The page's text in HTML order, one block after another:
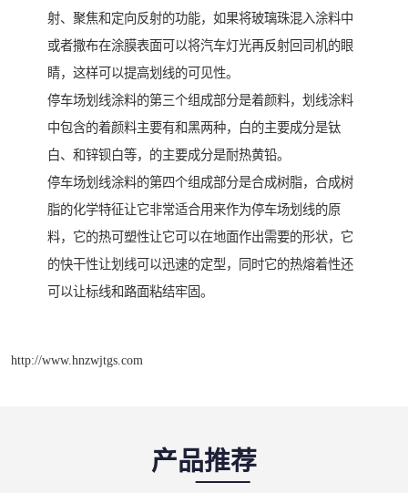
射、聚焦和定向反射的功能，如果将玻璃珠混入涂料中
或者撒布在涂膜表面可以将汽车灯光再反射回司机的眼
睛，这样可以提高划线的可见性。
停车场划线涂料的第三个组成部分是着颜料，划线涂料
中包含的着颜料主要有和黑两种，白的主要成分是钛
白、和锌钡白等，的主要成分是耐热黄铅。
停车场划线涂料的第四个组成部分是合成树脂，合成树
脂的化学特征让它非常适合用来作为停车场划线的原
料，它的热可塑性让它可以在地面作出需要的形状，它
的快干性让划线可以迅速的定型，同时它的热熔着性还
可以让标线和路面粘结牢固。
http://www.hnzwjtgs.com
产品推荐